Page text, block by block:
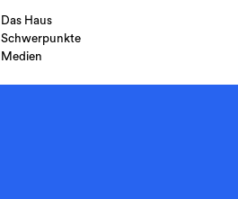
Das Haus
Schwerpunkte
Medien